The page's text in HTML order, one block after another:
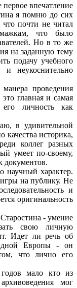
впечатление
я помню до сих
почти не читал
что было
Но в то же
на заданную тему
подачу учебного
неукоснительно
проведения
главная и самая
его личность как
в удивительной
качества историка,
коллег разных
умеет по-своему,
документов.
научный характер.
на публику. Не
и
оригинальность
- умение
свою личную
Идет ли речь об
Европы - он
что лично его
мало кто из
мог